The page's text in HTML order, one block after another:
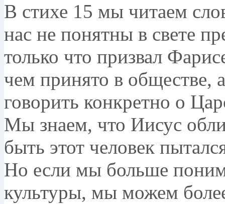
В стихе 15 мы читаем
нас не понятны в свете
только что призвал
чем принято в обществе,
говорить конкретно о
Мы знаем, что Иисус
быть этот человек
Но если мы больше
культуры, мы можем